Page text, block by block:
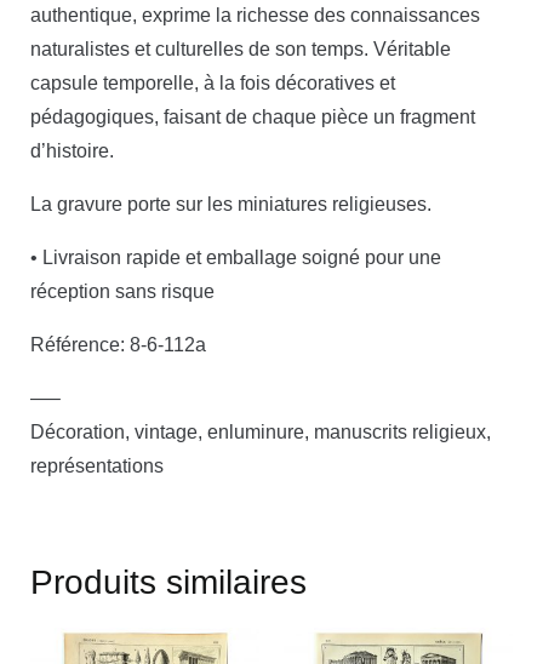
authentique, exprime la richesse des connaissances
naturalistes et culturelles de son temps. Véritable
capsule temporelle, à la fois décoratives et
pédagogiques, faisant de chaque pièce un fragment
d’histoire.
La gravure porte sur les miniatures religieuses.
• Livraison rapide et emballage soigné pour une
réception sans risque
Référence: 8-6-112a
—–
Décoration, vintage, enluminure, manuscrits religieux,
représentations
Produits similaires